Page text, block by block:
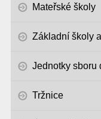
Mateřské školy
Základní školy
Jednotky sboru
Tržnice